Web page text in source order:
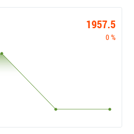
1957.5
0 %